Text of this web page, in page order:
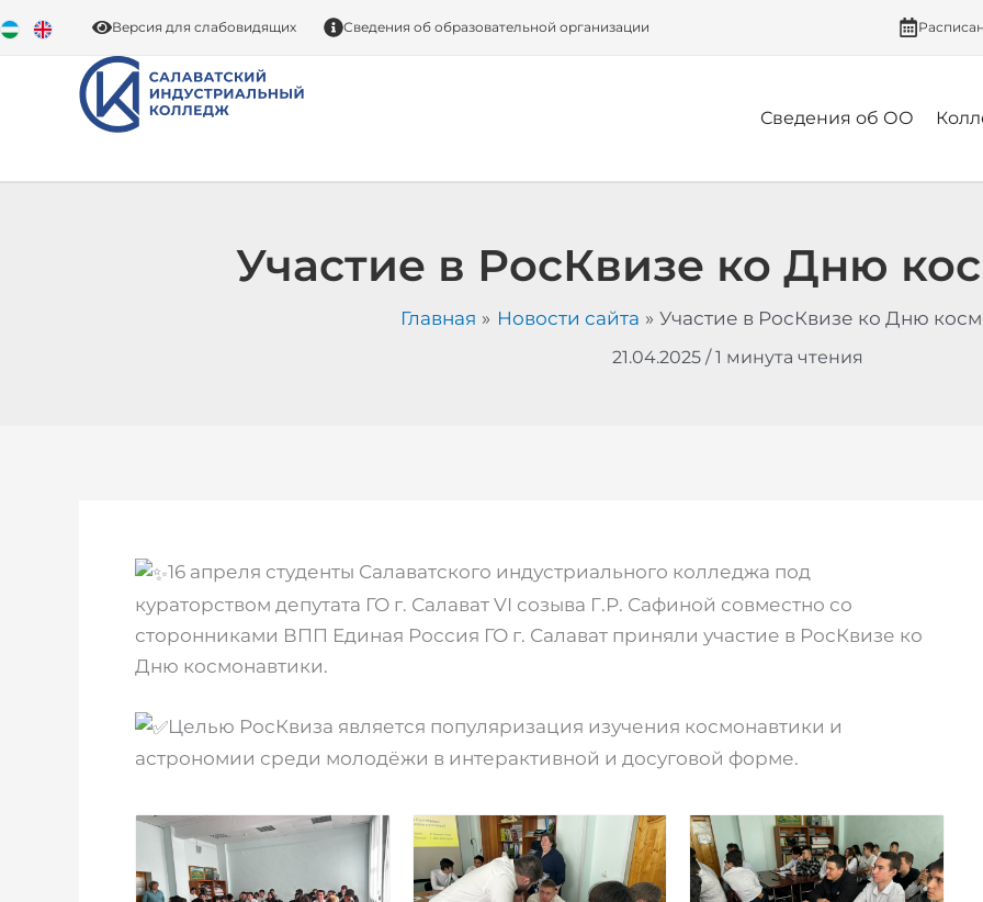
к
содержимому
Версия для слабовидящих Сведения об образовательной организации
Сведения об ОО
Участие в РосКвизе ко Дню
Главная Новости сайта Участие в РосКвизе ко Дню
21.04.2025 /1 минута чтения
16 апреля студенты Салаватского индустриального колледжа под
кураторством депутата ГО г. Салават VI созыва Г.Р. Сафиной совместно со
сторонниками ВПП Единая Россия ГО г. Салават приняли участие в РосКвизе ко
Дню космонавтики.
Целью РосКвиза является популяризация изучения космонавтики и
астрономии среди молодёжи в интерактивной и досуговой форме.